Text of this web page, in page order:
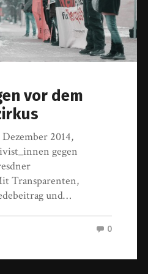
vor dem
2014,
gegen
Transparenten,
und…
0